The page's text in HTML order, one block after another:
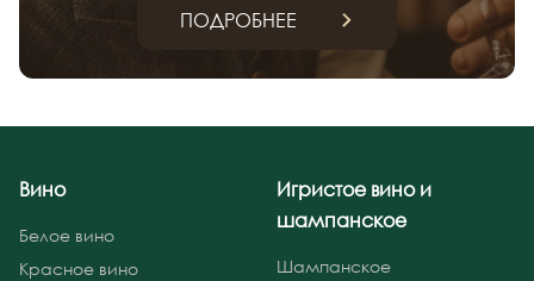
ПОДРОБНЕЕ
Вино
Белое вино
Красное вино
Игристое вино и
шампанское
Шампанское